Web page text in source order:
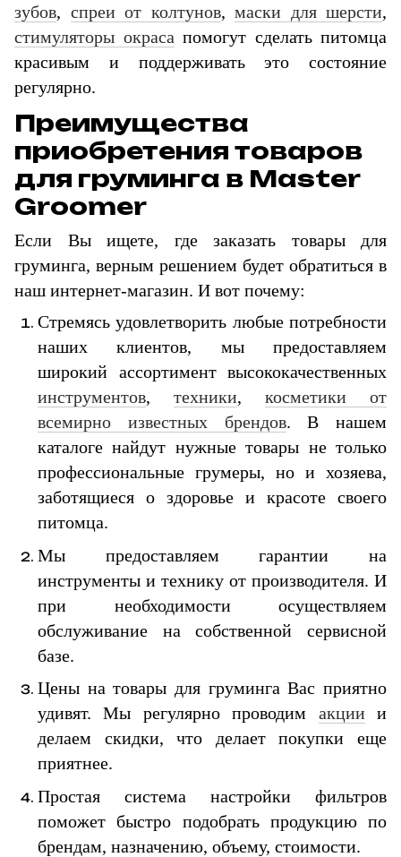
зубов, спреи от колтунов, маски для шерсти,
стимуляторы окраса помогут сделать питомца
красивым и поддерживать это состояние
регулярно.
Преимущества
приобретения товаров
для груминга в Master
Groomer
Если Вы ищете, где заказать товары для
груминга, верным решением будет обратиться в
наш интернет-магазин. И вот почему:
Стремясь удовлетворить любые потребности
наших клиентов, мы предоставляем
широкий ассортимент высококачественных
инструментов, техники, косметики от
всемирно известных брендов. В нашем
каталоге найдут нужные товары не только
профессиональные грумеры, но и хозяева,
заботящиеся о здоровье и красоте своего
питомца.
Мы предоставляем гарантии на
инструменты и технику от производителя. И
при необходимости осуществляем
обслуживание на собственной сервисной
базе.
Цены на товары для груминга Вас приятно
удивят. Мы регулярно проводим акции и
делаем скидки, что делает покупки еще
приятнее.
Простая система настройки фильтров
поможет быстро подобрать продукцию по
брендам, назначению, объему, стоимости.